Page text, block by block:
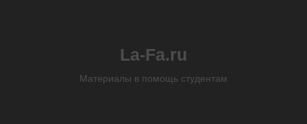
La-Fa.ru
Материалы в помощь студентам